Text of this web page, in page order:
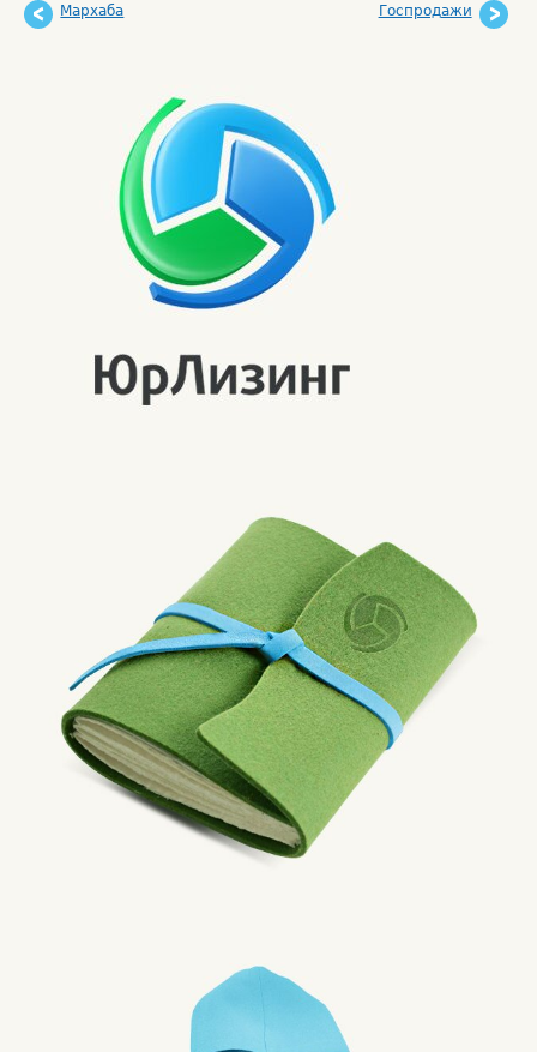
Мархаба Госпродажи